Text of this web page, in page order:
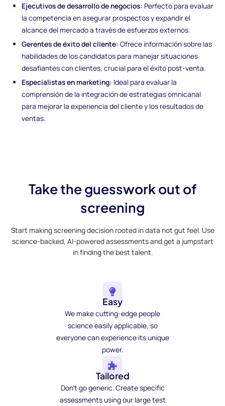
Ejecutivos de desarrollo de negocios: Perfecto para evaluar
la competencia en asegurar prospectos y expandir el
alcance del mercado a través de esfuerzos externos.
Gerentes de éxito del cliente: Ofrece información sobre las
habilidades de los candidatos para manejar situaciones
desafiantes con clientes, crucial para el éxito post-venta.
Especialistas en marketing: Ideal para evaluar la
comprensión de la integración de estrategias omnicanal
para mejorar la experiencia del cliente y los resultados de
ventas.
Take the guesswork out of
screening
Start making screening decision rooted in data not gut feel. Use
science-backed, AI-powered assessments and get a jumpstart
in finding the best talent.
Easy
We make cutting-edge people
science easily applicable, so
everyone can experience its unique
power.
Tailored
Don't go generic. Create specific
assessments using our large test